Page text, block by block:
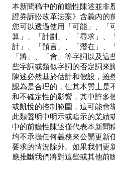
本新聞稿中的前瞻性陳述並非
證券訴訟改革法案》含義內的
您可以透過使用「可能」、「
算」、「計劃」、「尋求」、
計」、「預言」、「潛在」、
「將」、「會」等字詞以及
些字詞或類似字詞的否定詞來
陳述必然基於估計和假設，雖
認為是合理的，但其本質上是
和不確定性的影響，其中許多
或凱悅的控制範圍，這可能會
此類聲明中明示或暗示的業績
中的前瞻性陳述僅代表本新聞
均不承擔任何義務來公開更新
要求的情況除外。如果我們更
應推斷我們將對這些或其他前